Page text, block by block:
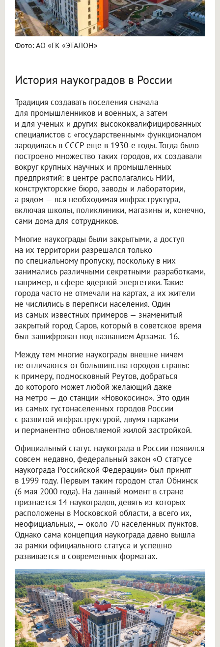
Фото: АО «ГК «ЭТАЛОН»
История наукоградов в России
Традиция создавать поселения сначала
для промышленников и военных, а затем
и для ученых и других высококвалифицированных
специалистов с «государственным» функционалом
зародилась в СССР еще в 1930-е годы. Тогда было
построено множество таких городов, их создавали
вокруг крупных научных и промышленных
предприятий: в центре располагались НИИ,
конструкторские бюро, заводы и лаборатории,
а рядом — вся необходимая инфраструктура,
включая школы, поликлиники, магазины и, конечно,
сами дома для сотрудников.
Многие наукограды были закрытыми, а доступ
на их территории разрешался только
по специальному пропуску, поскольку в них
занимались различными секретными разработками,
например, в сфере ядерной энергетики. Такие
города часто не отмечали на картах, а их жители
не числились в переписи населения. Один
из самых известных примеров — знаменитый
закрытый город Саров, который в советское время
был зашифрован под названием Арзамас-16.
Между тем многие наукограды внешне ничем
не отличаются от большинства городов страны:
к примеру, подмосковный Реутов, добраться
до которого может любой желающий даже
на метро — до станции «Новокосино». Это один
из самых густонаселенных городов России
с развитой инфраструктурой, двумя парками
и перманентно обновляемой жилой застройкой.
Официальный статус наукограда в России появился
совсем недавно, федеральный закон «О статусе
наукограда Российской Федерации» был принят
в 1999 году. Первым таким городом стал Обнинск
(6 мая 2000 года). На данный момент в стране
признается 14 наукоградов, девять из которых
расположены в Московской области, а всего их,
неофициальных, — около 70 населенных пунктов.
Однако сама концепция наукограда давно вышла
за рамки официального статуса и успешно
развивается в современных форматах.